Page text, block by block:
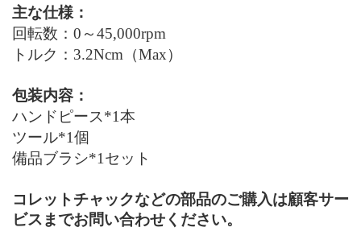
主な仕様：
回転数：0～45,000rpm
トルク：3.2Ncm （Max）
包装内容：
ハンドピース*1本
ツール*1個
備品ブラシ*1セット
コレットチャックなどの部品のご購入は顧客サー
ビスまでお問い合わせください。